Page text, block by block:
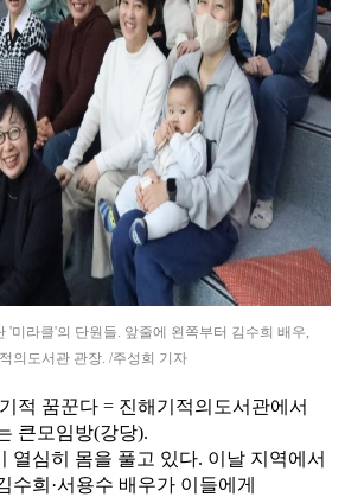
'미라클'의 단원들. 앞줄에 왼쪽부터 김수희 배우,
의도서관 관장. /주성희 기자
적 꿈꾼다 = 진해기적의도서관에서
큰모임방(강당).
열심히 몸을 풀고 있다. 이날 지역에서
수희 ·서용수 배우가 이들에게